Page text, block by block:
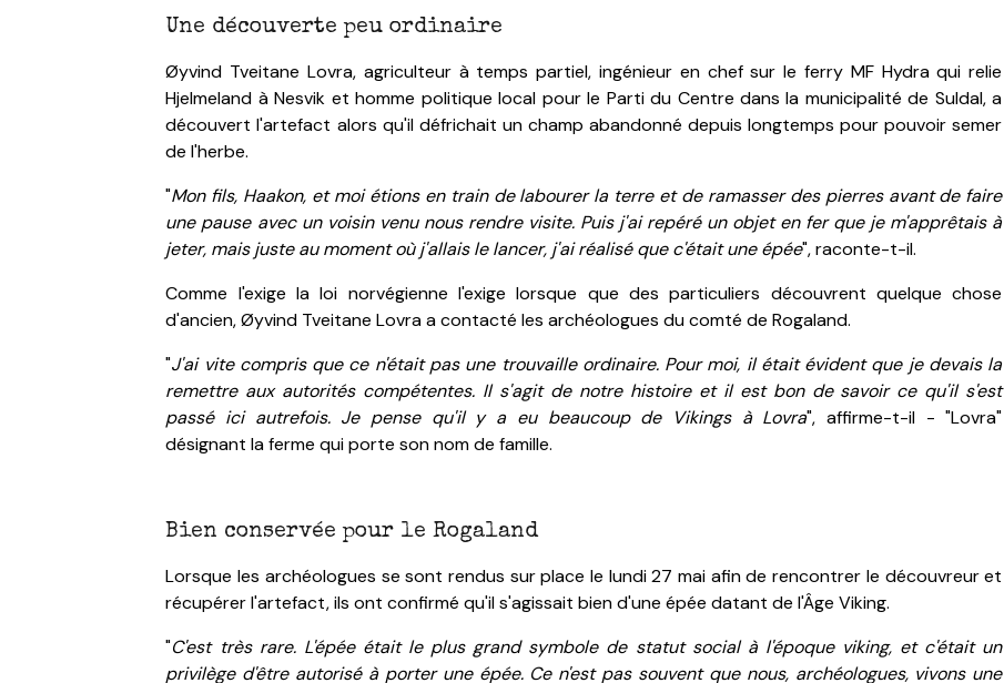
Une découverte peu ordinaire
Øyvind Tveitane Lovra, agriculteur à temps partiel, ingénieur en chef sur le ferry MF Hydra qui relie
Hjelmeland à Nesvik et homme politique local pour le Parti du Centre dans la municipalité de Suldal, a
découvert l'artefact alors qu'il défrichait un champ abandonné depuis longtemps pour pouvoir semer
de l'herbe.
"Mon fils, Haakon, et moi étions en train de labourer la terre et de ramasser des pierres avant de faire
une pause avec un voisin venu nous rendre visite. Puis j'ai repéré un objet en fer que je m'apprêtais à
jeter, mais juste au moment où j'allais le lancer, j'ai réalisé que c'était une épée", raconte-t-il.
Comme l'exige la loi norvégienne l'exige lorsque que des particuliers découvrent quelque chose
d'ancien, Øyvind Tveitane Lovra a contacté les archéologues du comté de Rogaland.
"J'ai vite compris que ce n'était pas une trouvaille ordinaire. Pour moi, il était évident que je devais la
remettre aux autorités compétentes. Il s'agit de notre histoire et il est bon de savoir ce qu'il s'est
passé ici autrefois. Je pense qu'il y a eu beaucoup de Vikings à Lovra", affirme-t-il - "Lovra"
désignant la ferme qui porte son nom de famille.
Bien conservée pour le Rogaland
Lorsque les archéologues se sont rendus sur place le lundi 27 mai afin de rencontrer le découvreur et
récupérer l'artefact, ils ont confirmé qu'il s'agissait bien d'une épée datant de l'Âge Viking.
"C'est très rare. L'épée était le plus grand symbole de statut social à l'époque viking, et c'était un
privilège d'être autorisé à porter une épée. Ce n'est pas souvent que nous, archéologues, vivons une